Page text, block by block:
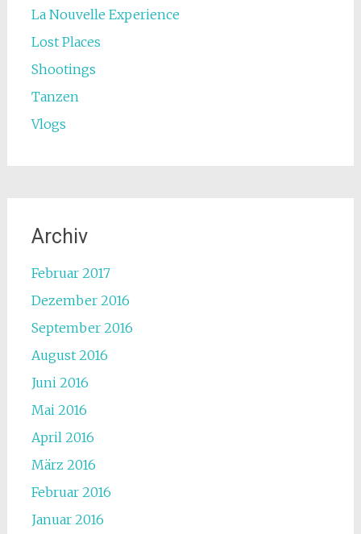
La Nouvelle Experience
Lost Places
Shootings
Tanzen
Vlogs
Archiv
Februar 2017
Dezember 2016
September 2016
August 2016
Juni 2016
Mai 2016
April 2016
März 2016
Februar 2016
Januar 2016